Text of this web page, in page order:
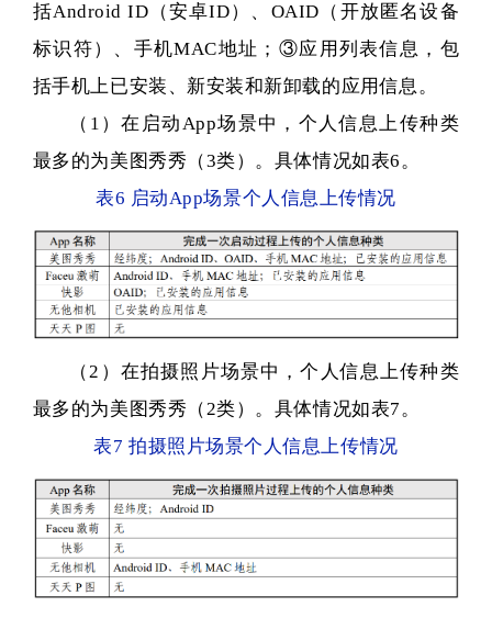
括Android ID（安卓ID）、OAID（开放匿名设备
标识符）、手机MAC地址；③应用列表信息，包
括手机上已安装、新安装和新卸载的应用信息。
（1）在启动App场景中，个人信息上传种类
最多的为美图秀秀（3类）。具体情况如表6。
表6 启动App场景个人信息上传情况
（2）在拍摄照片场景中，个人信息上传种类
最多的为美图秀秀（2类）。具体情况如表7。
表7 拍摄照片场景个人信息上传情况